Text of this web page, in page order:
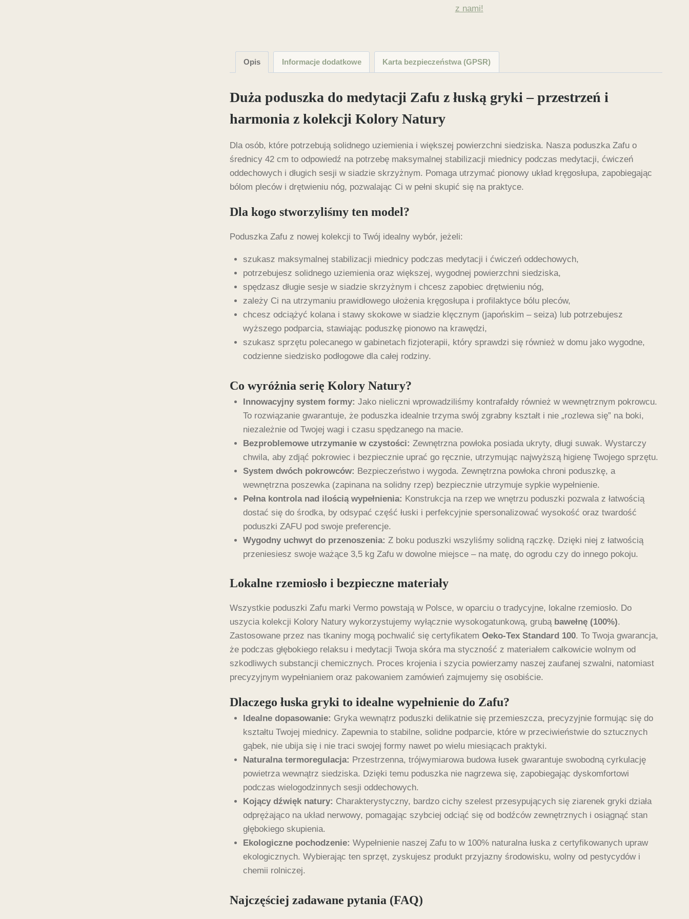
medytacji
z nami!
Opis Informacje dodatkowe Karta bezpieczeństwa (GPSR)
Duża poduszka do medytacji Zafu z łuską gryki – przestrzeń i
harmonia z kolekcji Kolory Natury
Dla osób, które potrzebują solidnego uziemienia i większej powierzchni siedziska. Nasza poduszka Zafu o
średnicy 42 cm to odpowiedź na potrzebę maksymalnej stabilizacji miednicy podczas medytacji, ćwiczeń
oddechowych i długich sesji w siadzie skrzyżnym. Pomaga utrzymać pionowy układ kręgosłupa, zapobiegając
bólom pleców i drętwieniu nóg, pozwalając Ci w pełni skupić się na praktyce.
Dla kogo stworzyliśmy ten model?
Poduszka Zafu z nowej kolekcji to Twój idealny wybór, jeżeli:
szukasz maksymalnej stabilizacji miednicy podczas medytacji i ćwiczeń oddechowych,
potrzebujesz solidnego uziemienia oraz większej, wygodnej powierzchni siedziska,
spędzasz długie sesje w siadzie skrzyżnym i chcesz zapobiec drętwieniu nóg,
zależy Ci na utrzymaniu prawidłowego ułożenia kręgosłupa i profilaktyce bólu pleców,
chcesz odciążyć kolana i stawy skokowe w siadzie klęcznym (japońskim – seiza) lub potrzebujesz
wyższego podparcia, stawiając poduszkę pionowo na krawędzi,
szukasz sprzętu polecanego w gabinetach fizjoterapii, który sprawdzi się również w domu jako wygodne,
codzienne siedzisko podłogowe dla całej rodziny.
Co wyróżnia serię Kolory Natury?
Innowacyjny system formy: Jako nieliczni wprowadziliśmy kontrafałdy również w wewnętrznym pokrowcu.
To rozwiązanie gwarantuje, że poduszka idealnie trzyma swój zgrabny kształt i nie „rozlewa się” na boki,
niezależnie od Twojej wagi i czasu spędzanego na macie.
Bezproblemowe utrzymanie w czystości: Zewnętrzna powłoka posiada ukryty, długi suwak. Wystarczy
chwila, aby zdjąć pokrowiec i bezpiecznie uprać go ręcznie, utrzymując najwyższą higienę Twojego sprzętu.
System dwóch pokrowców: Bezpieczeństwo i wygoda. Zewnętrzna powłoka chroni poduszkę, a
wewnętrzna poszewka (zapinana na solidny rzep) bezpiecznie utrzymuje sypkie wypełnienie.
Pełna kontrola nad ilością wypełnienia: Konstrukcja na rzep we wnętrzu poduszki pozwala z łatwością
dostać się do środka, by odsypać część łuski i perfekcyjnie spersonalizować wysokość oraz twardość
poduszki ZAFU pod swoje preferencje.
Wygodny uchwyt do przenoszenia: Z boku poduszki wszyliśmy solidną rączkę. Dzięki niej z łatwością
przeniesiesz swoje ważące 3,5 kg Zafu w dowolne miejsce – na matę, do ogrodu czy do innego pokoju.
Lokalne rzemiosło i bezpieczne materiały
Wszystkie poduszki Zafu marki Vermo powstają w Polsce, w oparciu o tradycyjne, lokalne rzemiosło. Do
uszycia kolekcji Kolory Natury wykorzystujemy wyłącznie wysokogatunkową, grubą bawełnę (100%).
Zastosowane przez nas tkaniny mogą pochwalić się certyfikatemOeko-Tex Standard 100. To Twoja gwarancja,
że podczas głębokiego relaksu i medytacji Twoja skóra ma styczność z materiałem całkowicie wolnym od
szkodliwych substancji chemicznych. Proces krojenia i szycia powierzamy naszej zaufanej szwalni, natomiast
precyzyjnym wypełnianiem oraz pakowaniem zamówień zajmujemy się osobiście.
Dlaczego łuska gryki to idealne wypełnienie do Zafu?
Idealne dopasowanie: Gryka wewnątrz poduszki delikatnie się przemieszcza, precyzyjnie formując się do
kształtu Twojej miednicy. Zapewnia to stabilne, solidne podparcie, które w przeciwieństwie do sztucznych
gąbek, nie ubija się i nie traci swojej formy nawet po wielu miesiącach praktyki.
Naturalna termoregulacja: Przestrzenna, trójwymiarowa budowa łusek gwarantuje swobodną cyrkulację
powietrza wewnątrz siedziska. Dzięki temu poduszka nie nagrzewa się, zapobiegając dyskomfortowi
podczas wielogodzinnych sesji oddechowych.
Kojący dźwięk natury: Charakterystyczny, bardzo cichy szelest przesypujących się ziarenek gryki działa
odprężająco na układ nerwowy, pomagając szybciej odciąć się od bodźców zewnętrznych i osiągnąć stan
głębokiego skupienia.
Ekologiczne pochodzenie: Wypełnienie naszej Zafu to w 100% naturalna łuska z certyfikowanych upraw
ekologicznych. Wybierając ten sprzęt, zyskujesz produkt przyjazny środowisku, wolny od pestycydów i
chemii rolniczej.
Najczęściej zadawane pytania (FAQ)